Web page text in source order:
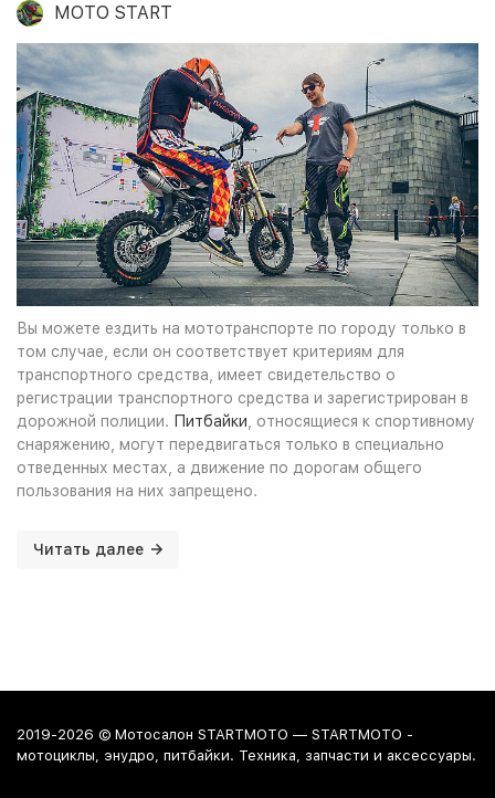
MOTO START
Вы можете ездить на мототранспорте по городу только в
том случае, если он соответствует критериям для
транспортного средства, имеет свидетельство о
регистрации транспортного средства и зарегистрирован в
дорожной полиции. Питбайки, относящиеся к спортивному
снаряжению, могут передвигаться только в специально
отведенных местах, а движение по дорогам общего
пользования на них запрещено.
Читать далее
2019-2026 © Мотосалон STARTMOTO — STARTMOTO -
мотоциклы, энудро, питбайки. Техника, запчасти и аксессуары.